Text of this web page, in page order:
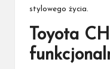
stylowego życia.
Toyota